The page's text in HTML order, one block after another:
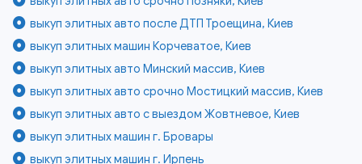
выкуп элитных авто после ДТП Троещина, Киев
выкуп элитных машин Корчеватое, Киев
выкуп элитных авто Минский массив, Киев
выкуп элитных авто срочно Мостицкий массив, Киев
выкуп элитных авто с выездом Жовтневое, Киев
выкуп элитных машин г. Бровары
выкуп элитных машин г. Ирпень